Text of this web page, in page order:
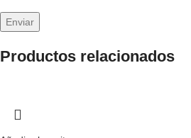
Productos relacionados